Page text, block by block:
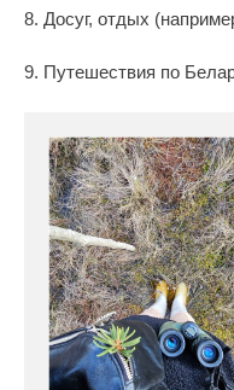
8. Досуг, отдых
9. Путешествия по